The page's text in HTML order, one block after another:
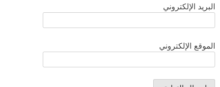
البريد الإلكتروني
الموقع الإلكتروني